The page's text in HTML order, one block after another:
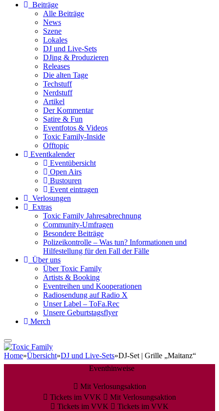
Beiträge
Alle Beiträge
News
Szene
Lokales
DJ und Live-Sets
DJing & Produzieren
Releases
Die alten Tage
Techstuff
Nerdstuff
Artikel
Der Kommentar
Satire & Fun
Eventfotos & Videos
Toxic Family-Inside
Offtopic
Eventkalender
Eventübersicht
Open Airs
Bustouren
Event eintragen
Verlosungen
Extras
Toxic Family Jahresabrechnung
Community-Umfragen
Besondere Beiträge
Polizeikontrolle – Was tun? Informationen und
Hilfestellung für den Fall der Fälle
Über uns
Über Toxic Family
Artists & Booking
Eventreihen und Kooperationen
Radiosendung auf Radio X
Unser Label – ToFa.Rec
Unsere Geburtstagsflyer
Merch
Home»Übersicht»DJ und Live-Sets»DJ-Set | Grille „Maitanz“
Eventhinweise
Mit Verlosungsaktion
Tickets im VVK
Mit Verlosungsaktion
Tickets im VVK
Tickets im VVK